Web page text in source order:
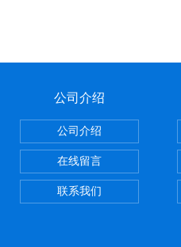
公司介绍
公司介绍
在线留言
联系我们